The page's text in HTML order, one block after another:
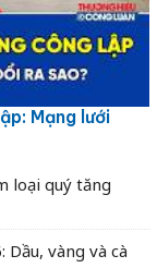
Mạng lưới
loại quý tăng
vàng và cà